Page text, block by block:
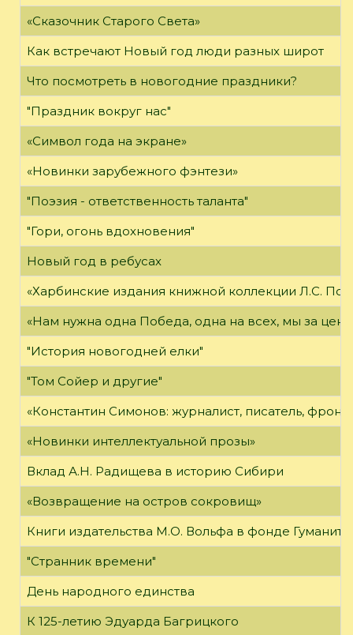
«Сказочник Старого Света»
Как встречают Новый год люди разных широт
Что посмотреть в новогодние праздники?
"Праздник вокруг нас"
«Символ года на экране»
«Новинки зарубежного фэнтези»
"Поэзия - ответственность таланта"
"Гори, огонь вдохновения"
Новый год в ребусах
«Харбинские издания книжной коллекции Л.С.
«Нам нужна одна Победа, одна на всех, мы за
"История новогодней елки"
"Том Сойер и другие"
«Константин Симонов: журналист, писатель,
«Новинки интеллектуальной прозы»
Вклад А.Н. Радищева в историю Сибири
«Возвращение на остров сокровищ»
Книги издательства М.О. Вольфа в фонде
"Странник времени"
День народного единства
К 125-летию Эдуарда Багрицкого